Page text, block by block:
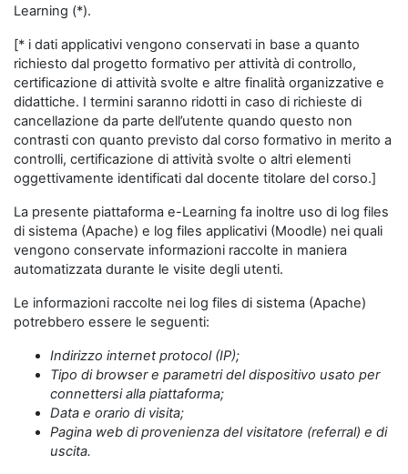
Learning (*).
[* i dati applicativi vengono conservati in base a quanto
richiesto dal progetto formativo per attività di controllo,
certificazione di attività svolte e altre finalità organizzative e
didattiche. I termini saranno ridotti in caso di richieste di
cancellazione da parte dell’utente quando questo non
contrasti con quanto previsto dal corso formativo in merito a
controlli, certificazione di attività svolte o altri elementi
oggettivamente identificati dal docente titolare del corso.]
La presente piattaforma e-Learning fa inoltre uso di log files
di sistema (Apache) e log files applicativi (Moodle) nei quali
vengono conservate informazioni raccolte in maniera
automatizzata durante le visite degli utenti.
Le informazioni raccolte nei log files di sistema (Apache)
potrebbero essere le seguenti:
Indirizzo internet protocol (IP);
Tipo di browser e parametri del dispositivo usato per
connettersi alla piattaforma;
Data e orario di visita;
Pagina web di provenienza del visitatore (referral) e di
uscita.